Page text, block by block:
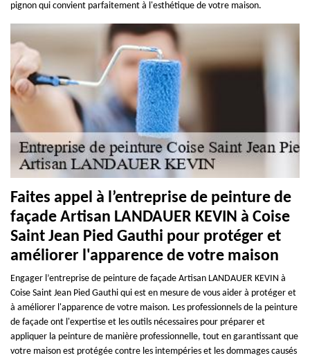
pignon qui convient parfaitement à l'esthétique de votre maison.
Faites appel à l’entreprise de peinture de
façade Artisan LANDAUER KEVIN à Coise
Saint Jean Pied Gauthi pour protéger et
améliorer l'apparence de votre maison
Engager l’entreprise de peinture de façade Artisan LANDAUER KEVIN à
Coise Saint Jean Pied Gauthi qui est en mesure de vous aider à protéger et
à améliorer l'apparence de votre maison. Les professionnels de la peinture
de façade ont l'expertise et les outils nécessaires pour préparer et
appliquer la peinture de manière professionnelle, tout en garantissant que
votre maison est protégée contre les intempéries et les dommages causés